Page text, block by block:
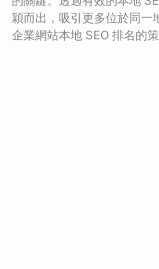
穎而出，吸引更多位於同一
企業網站本地 SEO 排名的策